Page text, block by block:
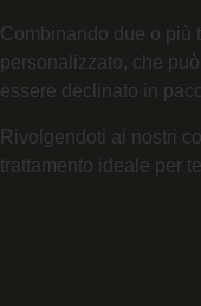
Combinando due o più
personalizzato, che
essere declinato in
Rivolgendoti ai nostri
trattamento ideale per